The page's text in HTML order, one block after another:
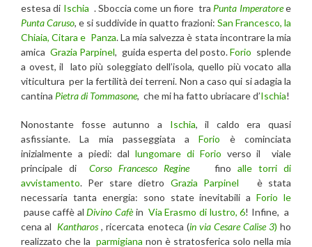
estesa di Ischia . Sboccia come un fiore tra Punta Imperatoree
Punta Caruso, e si suddivide in quatto frazioni: San Francesco, la
Chiaia, Citara e Panza. La mia salvezza è stata incontrare la mia
amica Grazia Parpinel, guida esperta del posto.Forio splende
a ovest, il lato più soleggiato dell’isola, quello più vocato alla
viticultura per la fertilità dei terreni. Non a caso qui si adagia la
cantina Pietra di Tommasone, che mi ha fatto ubriacare d’Ischia!
Nonostante fosse autunno a Ischia, il caldo era quasi
asfissiante. La mia passeggiata aForio è cominciata
inizialmente a piedi: dallungomare di Forio verso il viale
principale di
Corso Francesco Regine fino alle torri di
avvistamento. Per stare dietro Grazia Parpinel è stata
necessaria tanta energia: sono state inevitabili aForio le
pause caffè alDivino Cafèin Via Erasmo di lustro, 6! Infine, a
cena al Kantharos, ricercata enoteca (in via Cesare Calise 3) ho
realizzato che la parmigiana non è stratosferica solo nella mia